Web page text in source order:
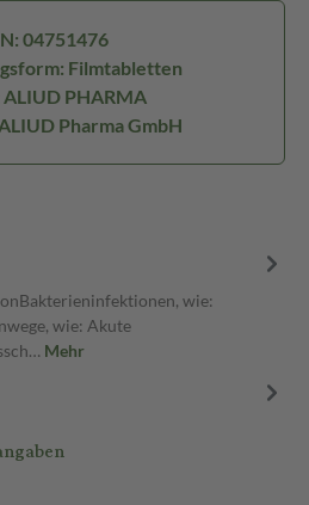
04751476
Filmtabletten
PHARMA
Pharma GmbH
wie:
wie: Akute
Mehr